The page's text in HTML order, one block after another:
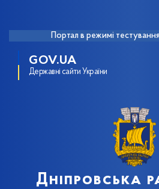
Портал в режимі
GOV.UA
Державні сайти України
Дніпровська